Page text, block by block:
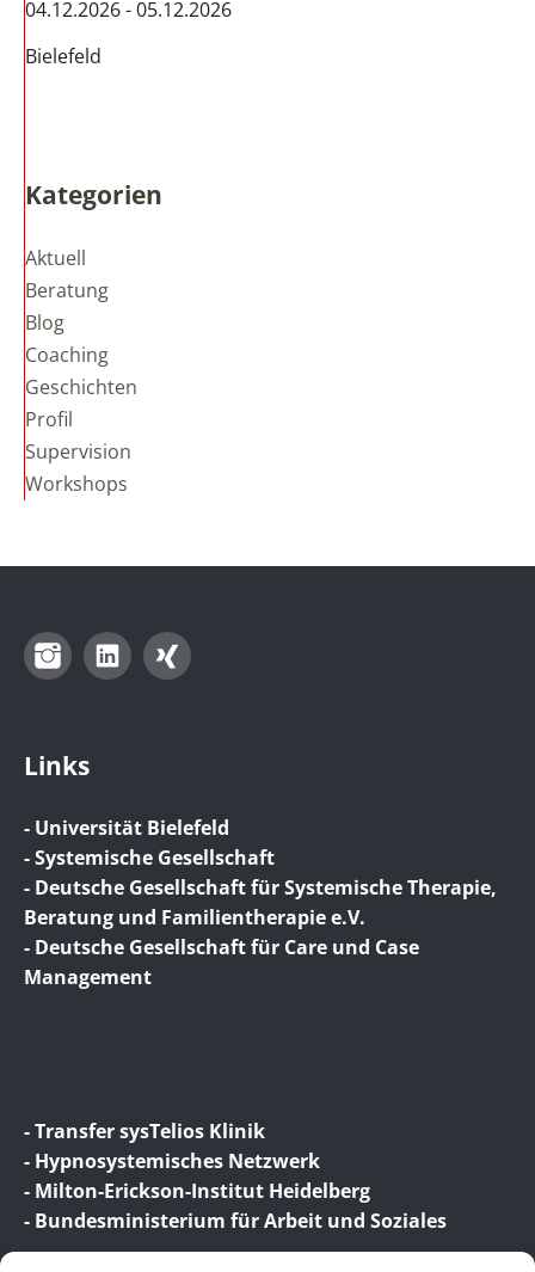
04.12.2026 - 05.12.2026
Bielefeld
Kategorien
Aktuell
Beratung
Blog
Coaching
Geschichten
Profil
Supervision
Workshops
InstagramLinkedIn
Links
- Universität Bielefeld
- Systemische Gesellschaft
- Deutsche Gesellschaft für Systemische Therapie,
Beratung und Familientherapie e.V.
- Deutsche Gesellschaft für Care und Case
Management
- Transfer sysTelios Klinik
- Hypnosystemisches Netzwerk
- Milton-Erickson-Institut Heidelberg
- Bundesministerium für Arbeit und Soziales